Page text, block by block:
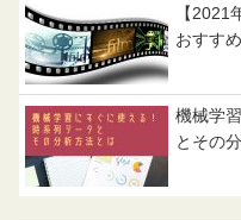
【2021
おすす
機械学
とその